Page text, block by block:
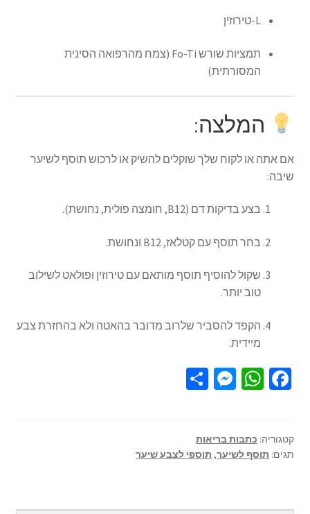
L-טירוזין
תמציות שורש Fo-Ti (צמח מהרפואה הסינית
המסורתית)
המלצה:
אם אתה או לקוח שלך שוקלים להשיק או לרכוש תוסף לשיער
שיבה:
בצע בדיקות דם (B12, חומצה פולית, נחושת).
בחר תוסף עם קטלאז, B12 ונחושת.
שקול להוסיף תוסף מותאם עם טירוזין ופולאט לשילוב
טוב יותר.
הקפד להסביר שלרוב מדובר בהאטה ולא בהחזרת צבע
מיידית.
Fa
o
o
W
sA
p
M
n
ge
S
e
קטגוריה: כתבות בריאות
תגים: תוסף לשיער, תוספי לצבע שיער